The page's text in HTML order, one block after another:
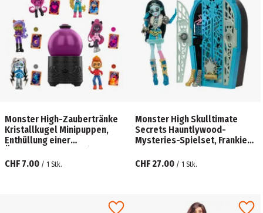
Monster High-Zaubertränke
Kristallkugel Minipuppen,
Enthüllung einer
können abweichen)
CHF 7.00 / 1 Stk.
Monster High Skulltimate
Secrets Hauntlywood-
Mysteries-Spielset, Frankie-
Überraschungen
CHF 27.00 / 1 Stk.